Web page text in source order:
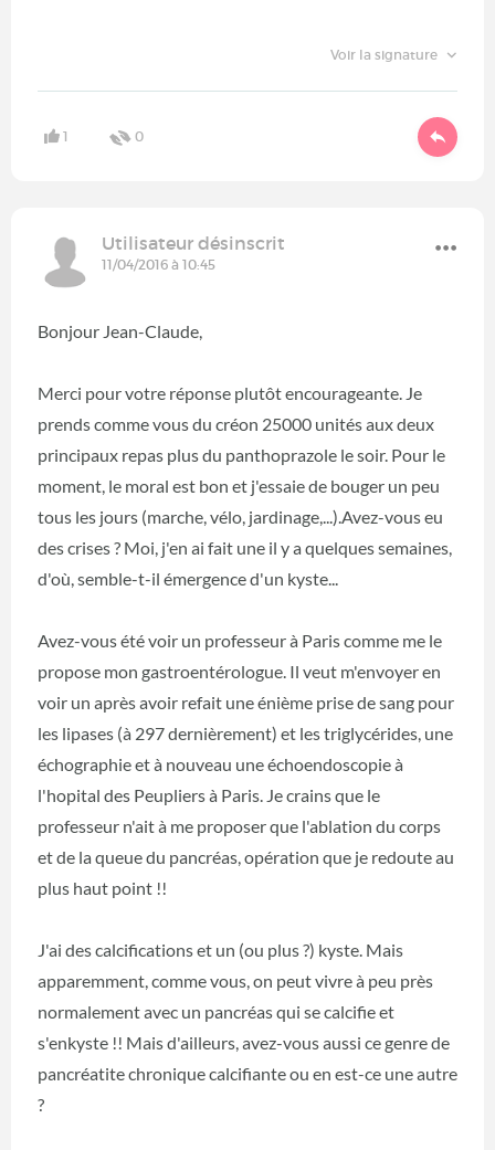
Voir la signature
1 0
Utilisateur désinscrit
11/04/2016 à 10:45
Bonjour Jean-Claude,
Merci pour votre réponse plutôt encourageante. Je
prends comme vous du créon 25000 unités aux deux
principaux repas plus du panthoprazole le soir. Pour le
moment, le moral est bon et j'essaie de bouger un peu
tous les jours (marche, vélo, jardinage,...).Avez-vous eu
des crises ? Moi, j'en ai fait une il y a quelques semaines,
d'où, semble-t-il émergence d'un kyste...
Avez-vous été voir un professeur à Paris comme me le
propose mon gastroentérologue. Il veut m'envoyer en
voir un après avoir refait une énième prise de sang pour
les lipases (à 297 dernièrement) et les triglycérides, une
échographie et à nouveau une échoendoscopie à
l'hopital des Peupliers à Paris. Je crains que le
professeur n'ait à me proposer que l'ablation du corps
et de la queue du pancréas, opération que je redoute au
plus haut point !!
J'ai des calcifications et un (ou plus ?) kyste. Mais
apparemment, comme vous, on peut vivre à peu près
normalement avec un pancréas qui se calcifie et
s'enkyste !! Mais d'ailleurs, avez-vous aussi ce genre de
pancréatite chronique calcifiante ou en est-ce une autre
?